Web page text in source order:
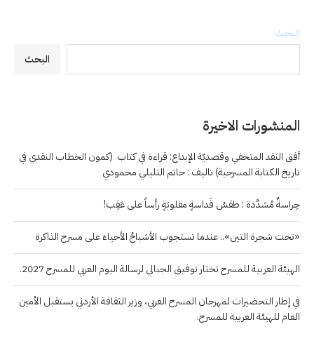
البحث
البحث
المنشورات الاخيرة
أفق النقد المتخفي وقصديّة الإبداع: قراءة في كتاب (كمون الخطاب النقدي في
تاريخ الكتابة المسرحية) تاليف : حاتم التليلي محمودي
حِراسةٌ مُشدَّدة : طقسُ قَداسةٍ مقلوبَةٍ رأساً على عَقِب!
«تحت شجرة التين».. عندما تستجوب الأشباحُ الأحياءَ على مسرح الذاكرة
الهيئة العربية للمسرح تختار توفيق الجبالي لرسالة اليوم العربي للمسرح 2027.
في إطار التحضيرات لمهرجان المسرح العربي، وزير الثقافة الأردني يستقبل الأمين
العام للهيئة العربية للمسرح.